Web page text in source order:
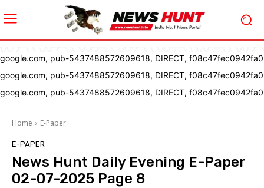
google.com, pub-5437488572609618, DIRECT, f08c47fec0942fa0
google.com, pub-5437488572609618, DIRECT, f08c47fec0942fa0
google.com, pub-5437488572609618, DIRECT, f08c47fec0942fa0
Home E-Paper
E-PAPER
News Hunt Daily Evening E-Paper
02-07-2025 Page 8